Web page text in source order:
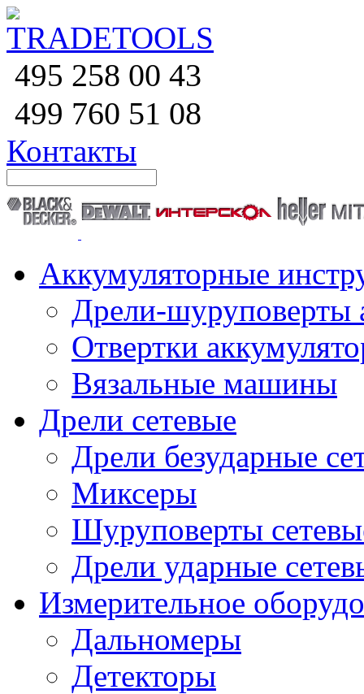
495 258 00 43
499 760 51 08
Контакты
Аккумуляторные
Дрели-шуруповерты
Отвертки
Вязальные машины
Дрели сетевые
Дрели безударные
Миксеры
Шуруповерты
Дрели ударные
Измерительное
Дальномеры
Детекторы